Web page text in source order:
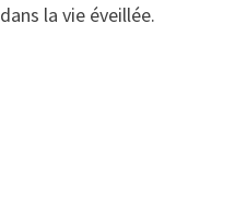
la vie éveillée.